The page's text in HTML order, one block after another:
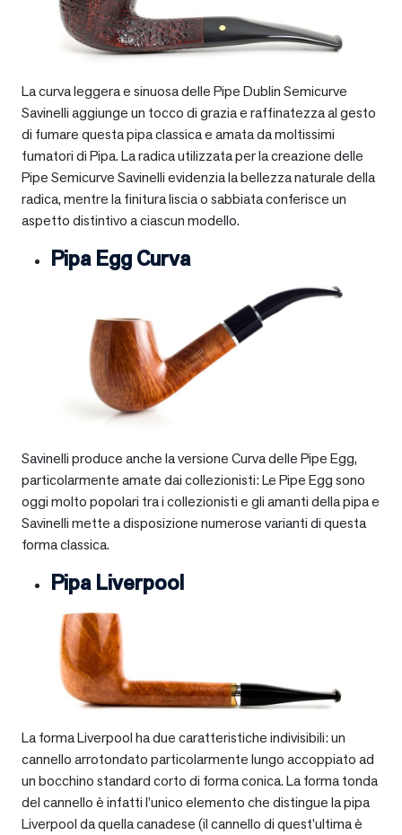
La curva leggera e sinuosa delle Pipe Dublin Semicurve
Savinelli aggiunge un tocco di grazia e raffinatezza al gesto
di fumare questa pipa classica e amata da moltissimi
fumatori di Pipa. La radica utilizzata per la creazione delle
Pipe Semicurve Savinelli evidenzia la bellezza naturale della
radica, mentre la finitura liscia o sabbiata conferisce un
aspetto distintivo a ciascun modello.
Pipa Egg Curva
Savinelli produce anche la versione Curva delle Pipe Egg,
particolarmente amate dai collezionisti: Le Pipe Egg sono
oggi molto popolari tra i collezionisti e gli amanti della pipa e
Savinelli mette a disposizione numerose varianti di questa
forma classica.
Pipa Liverpool
La forma Liverpool ha due caratteristiche indivisibili: un
cannello arrotondato particolarmente lungo accoppiato ad
un bocchino standard corto di forma conica. La forma tonda
del cannello è infatti l’unico elemento che distingue la pipa
Liverpool da quella canadese (il cannello di quest’ultima è